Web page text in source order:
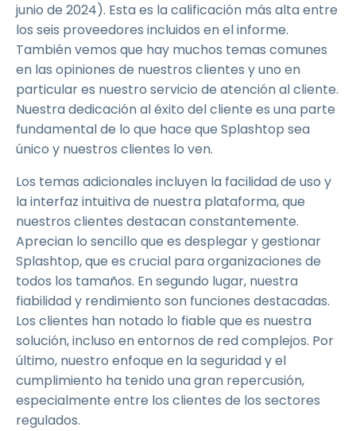
junio de 2024). Esta es la calificación más alta entre
los seis proveedores incluidos en el informe.
También vemos que hay muchos temas comunes
en las opiniones de nuestros clientes y uno en
particular es nuestro servicio de atención al cliente.
Nuestra dedicación al éxito del cliente es una parte
fundamental de lo que hace que Splashtop sea
único y nuestros clientes lo ven.
Los temas adicionales incluyen la facilidad de uso y
la interfaz intuitiva de nuestra plataforma, que
nuestros clientes destacan constantemente.
Aprecian lo sencillo que es desplegar y gestionar
Splashtop, que es crucial para organizaciones de
todos los tamaños. En segundo lugar, nuestra
fiabilidad y rendimiento son funciones destacadas.
Los clientes han notado lo fiable que es nuestra
solución, incluso en entornos de red complejos. Por
último, nuestro enfoque en la seguridad y el
cumplimiento ha tenido una gran repercusión,
especialmente entre los clientes de los sectores
regulados.